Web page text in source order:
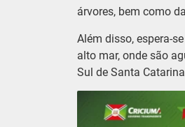
árvores, bem como
Além disso, espera-
alto mar, onde são
Sul de Santa